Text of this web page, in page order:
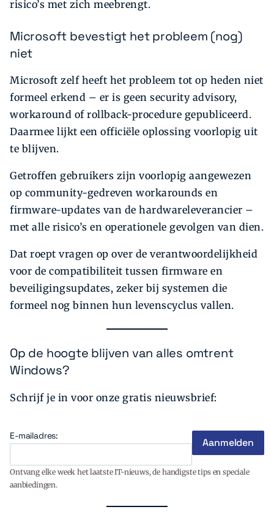
risico’s met zich meebrengt.
Microsoft bevestigt het probleem (nog)
niet
Microsoft zelf heeft het probleem tot op heden niet
formeel erkend – er is geen security advisory,
workaround of rollback-procedure gepubliceerd.
Daarmee lijkt een officiële oplossing voorlopig uit
te blijven.
Getroffen gebruikers zijn voorlopig aangewezen
op community-gedreven workarounds en
firmware-updates van de hardwareleverancier –
met alle risico’s en operationele gevolgen van dien.
Dat roept vragen op over de verantwoordelijkheid
voor de compatibiliteit tussen firmware en
beveiligingsupdates, zeker bij systemen die
formeel nog binnen hun levenscyclus vallen.
Op de hoogte blijven van alles omtrent
Windows?
Schrijf je in voor onze gratis nieuwsbrief:
E-mailadres:
Ontvang elke week het laatste IT-nieuws, de handigste tips en speciale
aanbiedingen.